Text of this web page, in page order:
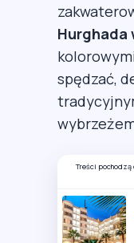
Hurghada
spędzać,
Treści pochodzą